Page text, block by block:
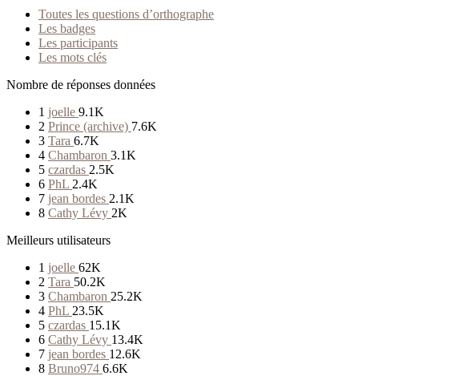
Toutes les questions d’orthographe
Les badges
Les participants
Les mots clés
Nombre de réponses données
1 joelle 9.1K
2 Prince (archive) 7.6K
3 Tara 6.7K
4 Chambaron 3.1K
5 czardas 2.5K
6 PhL 2.4K
7 jean bordes 2.1K
8 Cathy Lévy 2K
Meilleurs utilisateurs
1 joelle 62K
2 Tara 50.2K
3 Chambaron 25.2K
4 PhL 23.5K
5 czardas 15.1K
6 Cathy Lévy 13.4K
7 jean bordes 12.6K
8 Bruno974 6.6K